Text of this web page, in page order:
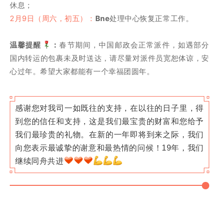
休息；
2月9日（周六，初五）： Bne处理中心恢复正常工作。
温馨提醒 ：春节期间，中国邮政会正常派件，如遇部分
国内转运的包裹未及时送达，请尽量对派件员宽恕体谅，安
心过年。希望大家都能有一个幸福团圆年。
感谢您对我司一如既往的支持，在以往的日子里，得
到您的信任和支持，这是我们最宝贵的财富和您给予
我们最珍贵的礼物。在新的一年即将到来之际，我们
向您表示最诚挚的谢意和最热情的问候！19年，我们
继续同舟共进